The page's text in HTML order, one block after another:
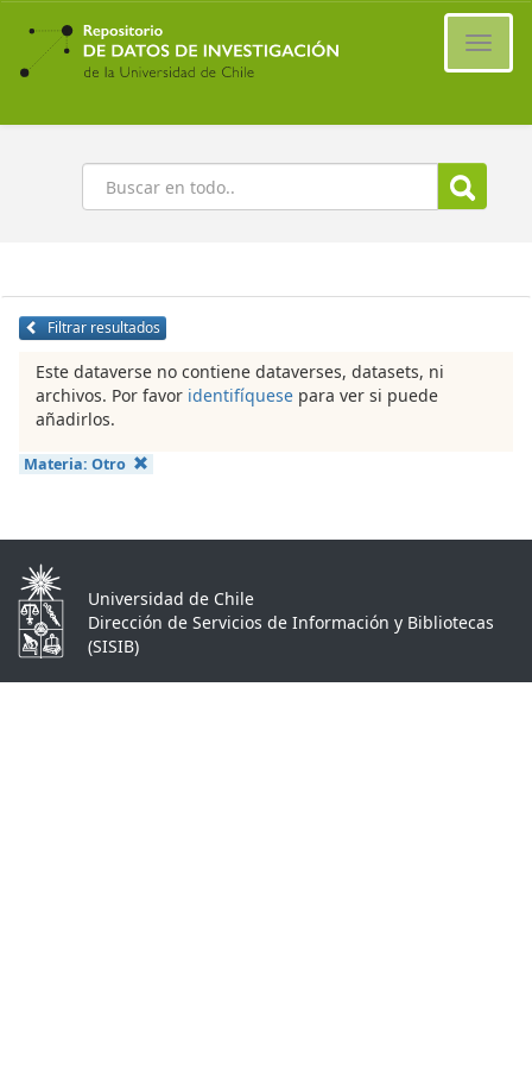
Ir
contenido
principal
Buscar
Filtrar resultados
Este dataverse no contiene dataverses, datasets, ni
archivos. Por favor identifíquese para ver si puede
añadirlos.
Materia: Otro
Universidad de Chile
Dirección de Servicios de Información y Bibliotecas
(SISIB)